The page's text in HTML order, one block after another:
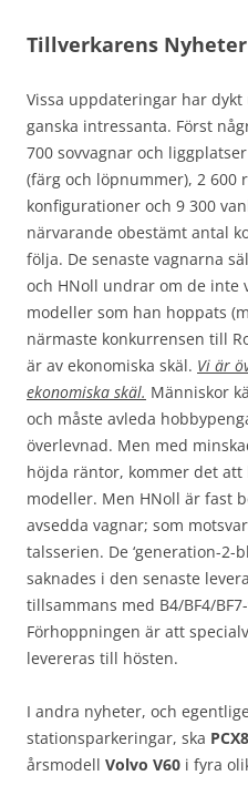
Tillverkarens Nyheter
Vissa uppdateringar har
ganska intressanta. Först
700 sovvagnar och
(färg och löpnummer), 2 600
konfigurationer och 9 300
närvarande obestämt antal
följa. De senaste vagnarna
och HNoll undrar om de inte
modeller som han hoppats
närmaste konkurrensen till
är av ekonomiska skäl. Vi är
ekonomiska skäl. Människor
och måste avleda
överlevnad. Men med
höjda räntor, kommer det
modeller. Men HNoll är fast
avsedda vagnar; som
talsserien. De ‘generation-2-
saknades i den senaste
tillsammans med B4/BF4/
Förhoppningen är att
levereras till hösten.
I andra nyheter, och
stationsparkeringar, ska
årsmodell Volvo V60 i fyra